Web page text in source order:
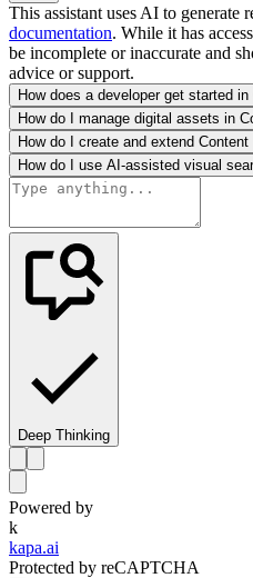
This assistant uses AI to generate
documentation. While it has
be incomplete or inaccurate and
advice or support.
How does a developer get started
How do I manage digital assets in
How do I create and extend
How do I use AI-assisted visual
Deep Thinking
Powered by
k
kapa.ai
Protected by reCAPTCHA